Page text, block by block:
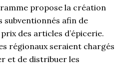
propose la création
subventionnés afin de
des articles d’épicerie.
régionaux seraient chargés
et de distribuer les